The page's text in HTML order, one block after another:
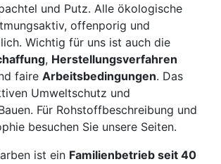
und Putz. Alle ökologische
offenporig und
Wichtig für uns ist auch die
, Herstellungsverfahren
faire Arbeitsbedingungen. Das
Umweltschutz und
Für Rohstoffbeschreibung und
besuchen Sie unsere Seiten.
ist ein Familienbetrieb seit 40